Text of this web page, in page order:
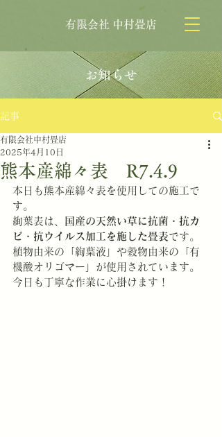
有限会社 中村畳店
お知らせ
記事
熊本産綿々表 R7.4.9
有限会社中村畳店
2025年4月10日
本日も熊本産綿々表を使用しての施工で
す。
絢葉表は、
国産の天然い草に抗菌・抗カ
ビ・抗ウイルス加工を施した畳表です。
植物由来の「絢葉液」や穀物由来の「有
機酸オリゴマー」が使用されています。﻿
今日も丁寧な作業に心掛けます！